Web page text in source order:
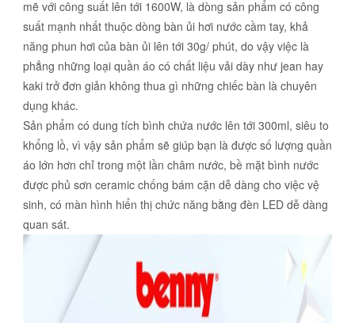
mẽ với công suất lên tới 1600W, là dòng sản phẩm có công
suất mạnh nhất thuộc dòng bàn ủi hơi nước cầm tay, khả
năng phun hơi của bàn ủi lên tới 30g/ phút, do vậy việc là
phẳng những loại quần áo có chất liệu vải dày như jean hay
kaki trở đơn giản không thua gì những chiếc bàn là chuyên
dụng khác.
Sản phẩm có dung tích bình chứa nước lên tới 300ml, siêu to
khổng lồ, vì vậy sản phẩm sẽ giúp bạn là được số lượng quần
áo lớn hơn chỉ trong một lần châm nước, bề mặt bình nước
được phủ sơn ceramic chống bám cặn dễ dàng cho việc vệ
sinh, có màn hình hiển thị chức năng bằng đèn LED dễ dàng
quan sát.